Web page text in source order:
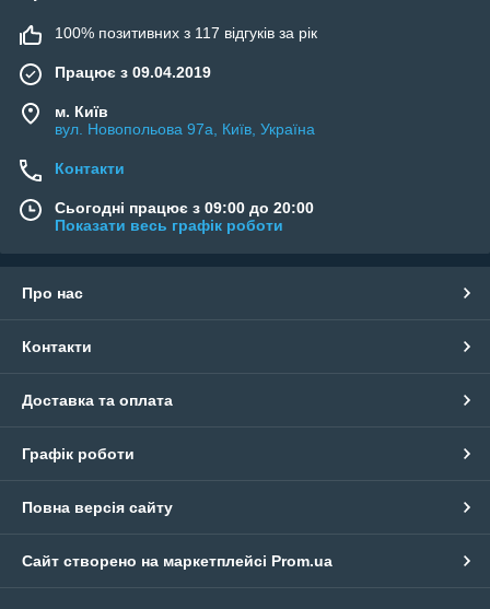
100% позитивних з 117 відгуків за рік
Працює з 09.04.2019
м. Київ
вул. Новопольова 97а, Київ, Україна
Контакти
Сьогодні працює з 09:00 до 20:00
Показати весь графік роботи
Про нас
Контакти
Доставка та оплата
Графік роботи
Повна версія сайту
Сайт створено на маркетплейсі Prom.ua